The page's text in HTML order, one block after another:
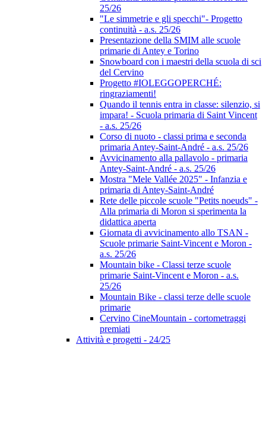
25/26
"Le simmetrie e gli specchi"- Progetto
continuità - a.s. 25/26
Presentazione della SMIM alle scuole
primarie di Antey e Torino
Snowboard con i maestri della scuola di sci
del Cervino
Progetto #IOLEGGOPERCHÉ:
ringraziamenti!
Quando il tennis entra in classe: silenzio, si
impara! - Scuola primaria di Saint Vincent
- a.s. 25/26
Corso di nuoto - classi prima e seconda
primaria Antey-Saint-André - a.s. 25/26
Avvicinamento alla pallavolo - primaria
Antey-Saint-André - a.s. 25/26
Mostra "Mele Vallée 2025" - Infanzia e
primaria di Antey-Saint-André
Rete delle piccole scuole "Petits noeuds" -
Alla primaria di Moron si sperimenta la
didattica aperta
Giornata di avvicinamento allo TSAN -
Scuole primarie Saint-Vincent e Moron -
a.s. 25/26
Mountain bike - Classi terze scuole
primarie Saint-Vincent e Moron - a.s.
25/26
Mountain Bike - classi terze delle scuole
primarie
Cervino CineMountain - cortometraggi
premiati
Attività e progetti - 24/25